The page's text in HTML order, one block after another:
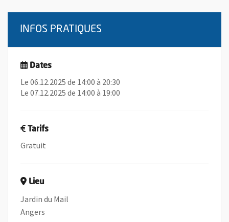
INFOS PRATIQUES
Dates
Le 06.12.2025 de 14:00 à 20:30
Le 07.12.2025 de 14:00 à 19:00
Tarifs
Gratuit
Lieu
Jardin du Mail
Angers